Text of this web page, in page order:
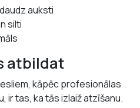
auksti
silti
atbildat
kāpēc profesionālas
ir tas, ka tās izlaiž atzīšanu.